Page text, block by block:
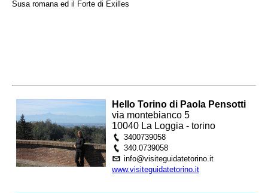
Susa romana ed il Forte di Exilles
Hello Torino di Paola Pensotti
via montebianco 5
10040 La Loggia - torino
3400739058
340.0739058
info@visiteguidatetorino.it
www.visiteguidatetorino.it